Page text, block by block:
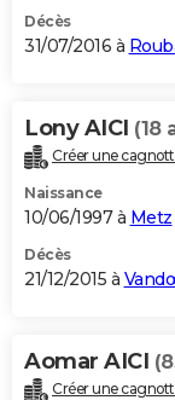
Décès
31/07/2016 à
Lony AICI (18
Créer une
Naissance
10/06/1997 à Metz
Décès
21/12/2015 à
Aomar AICI
Créer une